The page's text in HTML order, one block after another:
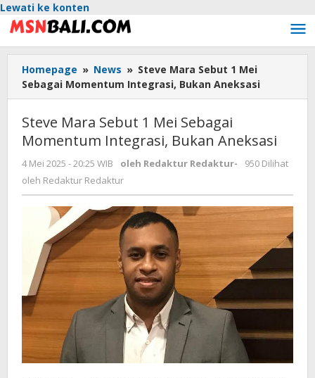
Lewati ke konten
Homepage » News » Steve Mara Sebut 1 Mei
Sebagai Momentum Integrasi, Bukan Aneksasi
Steve Mara Sebut 1 Mei Sebagai
Momentum Integrasi, Bukan Aneksasi
4 Mei 2025 - 20:25 WIB oleh Redaktur Redaktur-
950 Dilihat
oleh Redaktur Redaktur